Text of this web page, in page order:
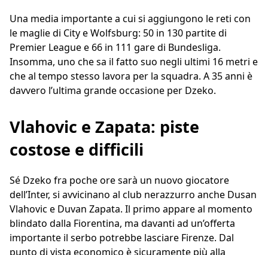
Una media importante a cui si aggiungono le reti con
le maglie di City e Wolfsburg: 50 in 130 partite di
Premier League e 66 in 111 gare di Bundesliga.
Insomma, uno che sa il fatto suo negli ultimi 16 metri e
che al tempo stesso lavora per la squadra. A 35 anni è
davvero l’ultima grande occasione per Dzeko.
Vlahovic e Zapata: piste
costose e difficili
Sé Dzeko fra poche ore sarà un nuovo giocatore
dell’Inter, si avvicinano al club nerazzurro anche Dusan
Vlahovic e Duvan Zapata. Il primo appare al momento
blindato dalla Fiorentina, ma davanti ad un’offerta
importante il serbo potrebbe lasciare Firenze. Dal
punto di vista economico è sicuramente più alla